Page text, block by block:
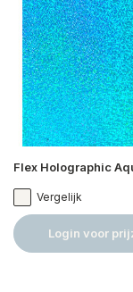
Flex Holographic
Vergelijk
Login voor